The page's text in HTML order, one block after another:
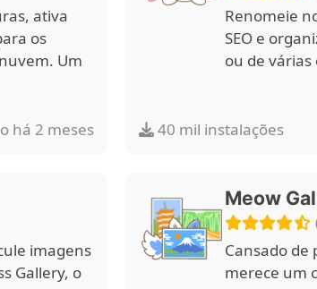
ativa
os
Um
há 2 meses
Renomeie
SEO e
ou de
40 mil instalações
imagens
Gallery, o
Meow
Cansado de
merece um